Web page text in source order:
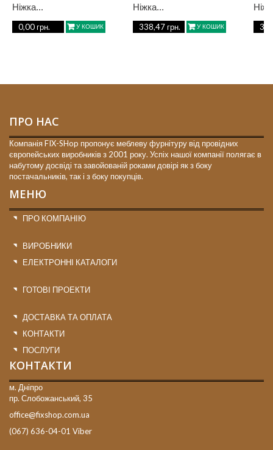
Ніжка...
0,00 грн. У КОШИК
Ніжка...
338,47 грн. У КОШИК
ПРО НАС
Компанія FIX-SHop пропонує меблеву фурнітуру від провідних
європейських виробників з 2001 року. Успіх нашої компанії полягає в
набутому досвіді та завойованій роками довірі як з боку
постачальників, так і з боку покупців.
МЕНЮ
ПРО КОМПАНІЮ
ВИРОБНИКИ
ЕЛЕКТРОННІ КАТАЛОГИ
ГОТОВІ ПРОЕКТИ
ДОСТАВКА ТА ОПЛАТА
КОНТАКТИ
ПОСЛУГИ
КОНТАКТИ
м. Дніпро
пр. Слобожанський, 35
office@fixshop.com.ua
(067) 636-04-01 Viber